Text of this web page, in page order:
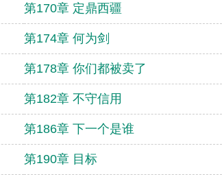
第170章 定鼎西疆
第174章 何为剑
第178章 你们都被卖了
第182章 不守信用
第186章 下一个是谁
第190章 目标